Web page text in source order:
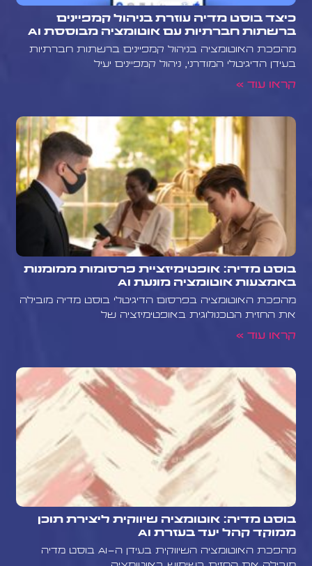
כיצד בוסט מדיה עוזרת בניהול קמפיינים
ברשתות חברתיות עם אוטומציה מבוססת AI
מהפכת האוטומציה בניהול קמפיינים ברשתות חברתיות
בעידן הדיגיטלי המודרני, ניהול קמפיינים יעיל
קראו עוד »
בוסט מדיה: אופטימיזציית פרסומות ממומנות
באמצעות אוטומציה מונעת AI
מהפכת האוטומציה בפרסום הדיגיטלי בוסט מדיה מובילה
את החזית הטכנולוגית באופטימיזציה של
קראו עוד »
בוסט מדיה: אוטומציה שיווקית ליצירת תוכן
ממוקד קהל יעד בעזרת AI
מהפכת האוטומציה השיווקית בעידן ה-AI בוסט מדיה